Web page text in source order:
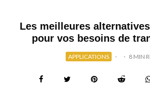
Les meilleures
pour vos besoins de
APPLICATIONS · · 8 MIN